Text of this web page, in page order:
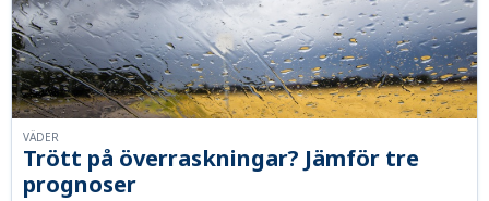
Trött på överraskningar? Jämför tre
prognoser
VÄDER